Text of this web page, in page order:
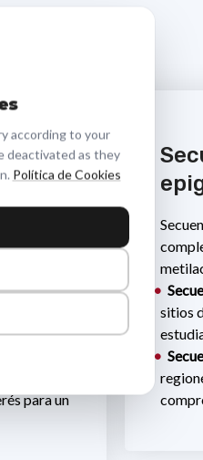
01
(WGS).
de un
identificar
de
para un
sitios
according to your
deactivated as they
Política de Cookies